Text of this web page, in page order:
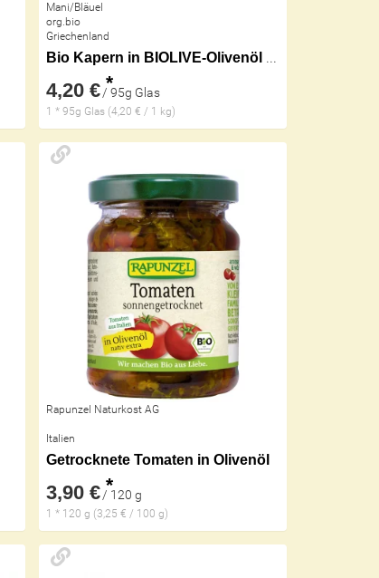
Mani/Bläuel
org.bio
Griechenland
Bio Kapern in BIOLIVE-Olivenöl kbA
4,20 € *
/ 95g Glas
1 * 95g Glas (4,20 € / 1 kg)
Rapunzel Naturkost AG
Italien
Getrocknete Tomaten in Olivenöl
3,90 € *
/ 120 g
1 * 120 g (3,25 € / 100 g)